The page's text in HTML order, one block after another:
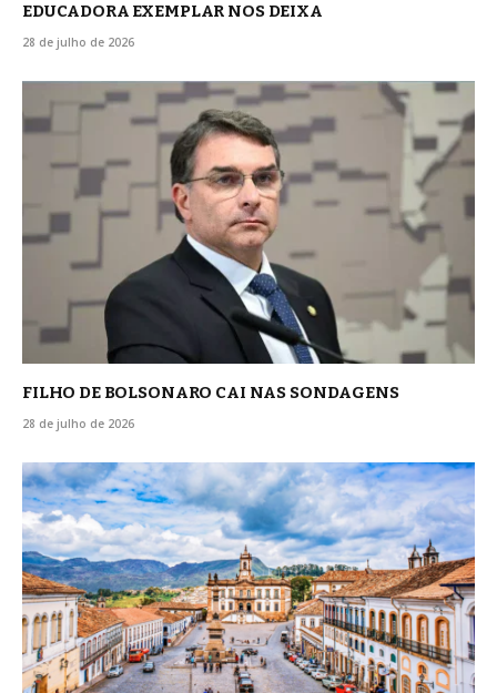
EDUCADORA EXEMPLAR NOS DEIXA
28 de julho de 2026
FILHO DE BOLSONARO CAI NAS SONDAGENS
28 de julho de 2026